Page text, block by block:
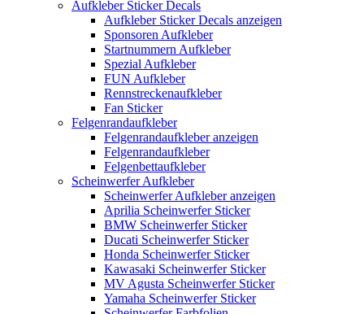
Aufkleber Sticker Decals
Aufkleber Sticker Decals anzeigen
Sponsoren Aufkleber
Startnummern Aufkleber
Spezial Aufkleber
FUN Aufkleber
Rennstreckenaufkleber
Fan Sticker
Felgenrandaufkleber
Felgenrandaufkleber anzeigen
Felgenrandaufkleber
Felgenbettaufkleber
Scheinwerfer Aufkleber
Scheinwerfer Aufkleber anzeigen
Aprilia Scheinwerfer Sticker
BMW Scheinwerfer Sticker
Ducati Scheinwerfer Sticker
Honda Scheinwerfer Sticker
Kawasaki Scheinwerfer Sticker
MV Agusta Scheinwerfer Sticker
Yamaha Scheinwerfer Sticker